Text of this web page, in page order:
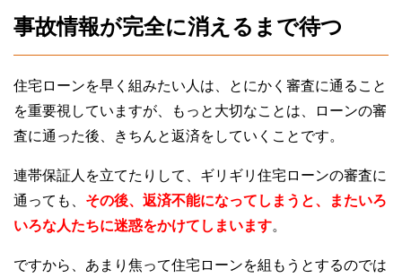
事故情報が完全に消えるまで待つ
住宅ローンを早く組みたい人は、とにかく審査に通ること
を重要視していますが、もっと大切なことは、ローンの審
査に通った後、きちんと返済をしていくことです。
連帯保証人を立てたりして、ギリギリ住宅ローンの審査に
通っても、 その後、返済不能になってしまうと、またいろ
いろな人たちに迷惑をかけてしまいます。
ですから、あまり焦って住宅ローンを組もうとするのでは